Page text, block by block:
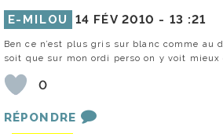
E-MILOU 14 FÉV 2010 - 13 :21
Ben ce n’est plus gris sur blanc comme au
soit que sur mon ordi perso on y voit mieux
0
RÉPONDRE